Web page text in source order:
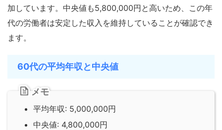
加しています。中央値も5,800,000円と高いため、この年
代の労働者は安定した収入を維持していることが確認でき
ます。
60代の平均年収と中央値
メモ
平均年収: 5,000,000円
中央値: 4,800,000円